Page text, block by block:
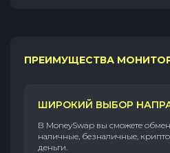
ПРЕИМУЩЕСТВА
ШИРОКИЙ ВЫБОР
В MoneySwap вы сможете
наличные, безналичные,
деньги.